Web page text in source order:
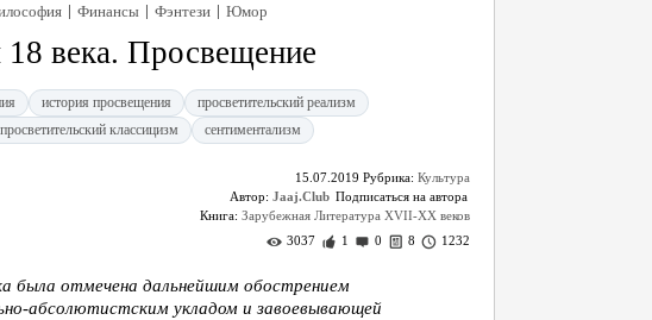
| Финансы | Фэнтези | Юмор
века. Просвещение
история просвещения
просветительский реализм
просветительский классицизм сентиментализм
15.07.2019 Рубрика: Культура
Автор: Jaaj.Club
Книга: Зарубежная Литература XVII-XX веков
3037
1 0 8 1232
была отмечена дальнейшим обострением
абсолютистским укладом и завоевывающей